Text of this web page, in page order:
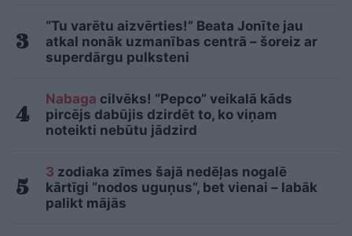
“Tu varētu aizvērties!” Beata Jonīte jau
atkal nonāk uzmanības centrā – šoreiz ar
superdārgu pulksteni
Nabaga cilvēks! “Pepco” veikalā kāds
pircējs dabūjis dzirdēt to, ko viņam
noteikti nebūtu jādzird
3 zodiaka zīmes šajā nedēļas nogalē
kārtīgi “nodos uguņus”, bet vienai – labāk
palikt mājās